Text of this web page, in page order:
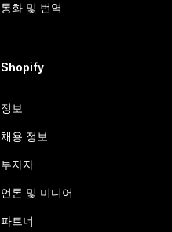
통화 및 번역
Shopify
정보
채용 정보
투자자
언론 및 미디어
파트너